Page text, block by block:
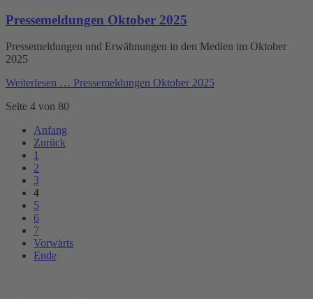
Pressemeldungen Oktober 2025
Pressemeldungen und Erwähnungen in den Medien im Oktober
2025
Weiterlesen … Pressemeldungen Oktober 2025
Seite 4 von 80
Anfang
Zurück
1
2
3
4
5
6
7
Vorwärts
Ende